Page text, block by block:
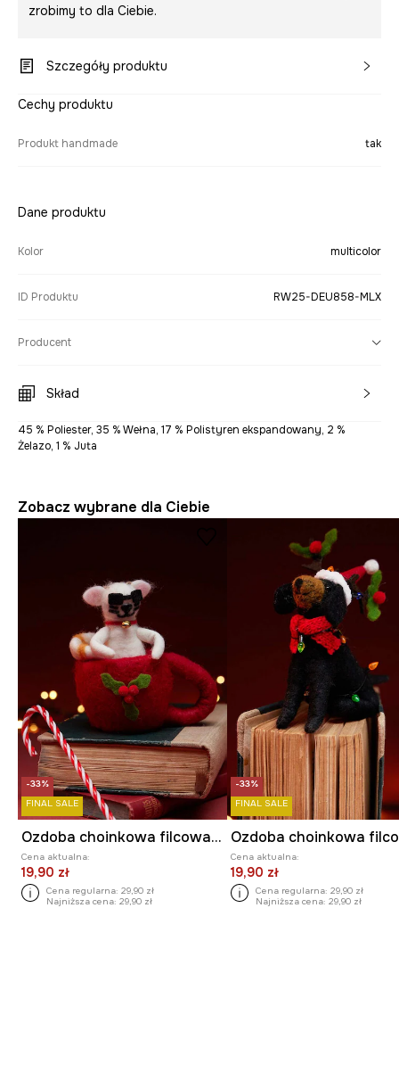
zrobimy to dla Ciebie.
Szczegóły produktu
Cechy produktu
Produkt handmade tak
Dane produktu
Kolor multicolor
ID Produktu RW25-DEU858-MLX
Producent
Skład
45 % Poliester, 35 % Wełna, 17 % Polistyren ekspandowany, 2 %
Żelazo, 1 % Juta
Zobacz wybrane dla Ciebie
-33%
FINAL SALE
Ozdoba choinkowa filcowa handmade
Cena aktualna:
19,90 zł
Cena regularna: 29,90 zł
Najniższa cena: 29,90 zł
-33%
FINAL SALE
Cena aktualna:
19,90 zł
Cena regularna: 29,90 zł
Najniższa cena: 29,90 zł